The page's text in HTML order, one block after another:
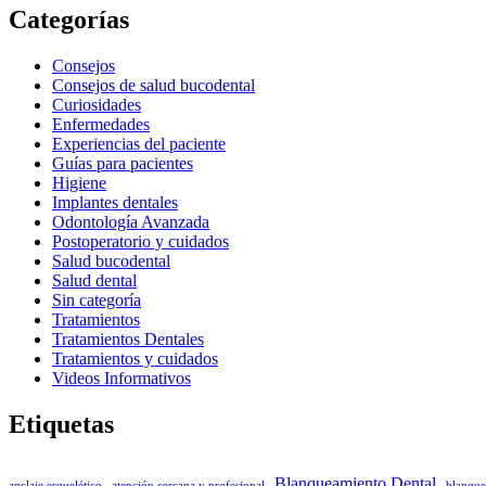
Categorías
Consejos
Consejos de salud bucodental
Curiosidades
Enfermedades
Experiencias del paciente
Guías para pacientes
Higiene
Implantes dentales
Odontología Avanzada
Postoperatorio y cuidados
Salud bucodental
Salud dental
Sin categoría
Tratamientos
Tratamientos Dentales
Tratamientos y cuidados
Videos Informativos
Etiquetas